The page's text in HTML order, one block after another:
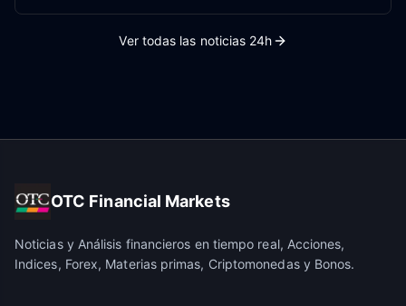
Ver todas las noticias 24h
OTC Financial Markets
Noticias y Análisis financieros en tiempo real, Acciones,
Indices, Forex, Materias primas, Criptomonedas y Bonos.